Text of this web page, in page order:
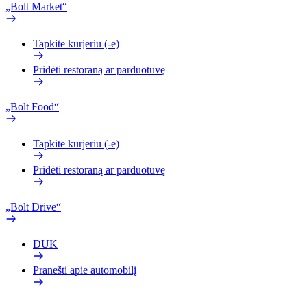
„Bolt Market“
Tapkite kurjeriu (-e)
Pridėti restoraną ar parduotuvę
„Bolt Food“
Tapkite kurjeriu (-e)
Pridėti restoraną ar parduotuvę
„Bolt Drive“
DUK
Pranešti apie automobilį